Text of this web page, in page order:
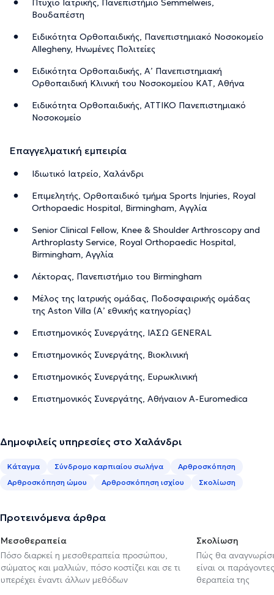
Πτυχίο Ιατρικής, Πανεπιστήμιο Semmelweis,
Βουδαπέστη
Ειδικότητα Ορθοπαιδικής, Πανεπιστημιακό Νοσοκομείο
Allegheny, Ηνωμένες Πολιτείες
Ειδικότητα Ορθοπαιδικής, Α’ Πανεπιστημιακή
Ορθοπαιδική Κλινική του Νοσοκομείου ΚΑΤ, Αθήνα
Ειδικότητα Ορθοπαιδικής, ΑΤΤΙΚΟ Πανεπιστημιακό
Νοσοκομείο
Επαγγελματική εμπειρία
Ιδιωτικό Ιατρείο, Χαλάνδρι
Επιμελητής, Ορθοπαιδικό τμήμα Sports Injuries, Royal
Orthopaedic Hospital, Birmingham, Αγγλία
Senior Clinical Fellow, Knee & Shoulder Arthroscopy and
Arthroplasty Service, Royal Orthopaedic Hospital,
Birmingham, Αγγλία
Λέκτορας, Πανεπιστήμιο του Birmingham
Μέλος της Ιατρικής ομάδας, Ποδοσφαιρικής ομάδας
της Aston Villa (Α’ εθνικής κατηγορίας)
Επιστημονικός Συνεργάτης, ΙΑΣΩ GENERAL
Επιστημονικός Συνεργάτης, Bιοκλινική
Επιστημονικός Συνεργάτης, Ευρωκλινική
Επιστημονικός Συνεργάτης, Αθήναιον Α-Euromedica
Δημοφιλείς υπηρεσίες στο Χαλάνδρι
Κάταγμα Σύνδρομο καρπιαίου σωλήνα
Αρθροσκόπηση
Αρθροσκόπηση ώμου
Αρθροσκόπηση ισχίου Σκολίωση
Προτεινόμενα άρθρα
Μεσοθεραπεία
Πόσο διαρκεί η μεσοθεραπεία προσώπου,
σώματος και μαλλιών, πόσο κοστίζει και σε τι
υπερέχει έναντι άλλων μεθόδων
Σκολίωση
Πώς θα
είναι οι
θεραπεία της